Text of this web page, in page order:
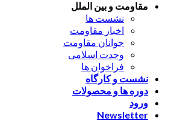
مقاومت و بین الملل
نشست ها
اخبار مقاومت
جوانان مقاومت
وحدت اسلامی
فراخوان ها
نشست و کارگاه
دوره ها و محصولات
ورود
Newsletter